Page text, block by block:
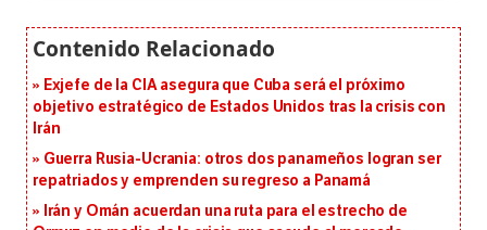
Exjefe de la CIA asegura que Cuba será el próximo
objetivo estratégico de Estados Unidos tras la crisis con
Irán
Guerra Rusia-Ucrania: otros dos panameños logran ser
repatriados y emprenden su regreso a Panamá
Irán y Omán acuerdan una ruta para el estrecho de